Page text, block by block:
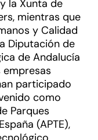
la Xunta de
mientras que
y Calidad
Diputación de
de Andalucía
empresas
participado
como
Parques
(APTE),